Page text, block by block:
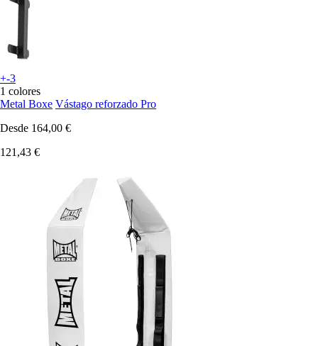
+-3
1 colores
Metal Boxe Vástago reforzado Pro
Desde 164,00 €
121,43 €